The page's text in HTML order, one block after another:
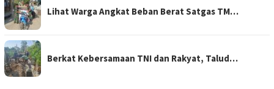
Lihat Warga Angkat Beban Berat Satgas TM…
Berkat Kebersamaan TNI dan Rakyat, Talud…